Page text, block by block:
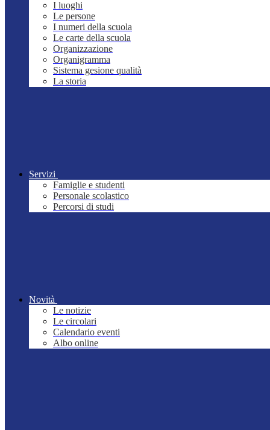
I luoghi
Le persone
I numeri della scuola
Le carte della scuola
Organizzazione
Organigramma
Sistema gesione qualità
La storia
Servizi
Famiglie e studenti
Personale scolastico
Percorsi di studi
Novità
Le notizie
Le circolari
Calendario eventi
Albo online